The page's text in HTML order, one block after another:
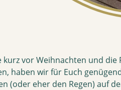
vor Weihnachten und
haben wir für Euch
(oder eher den Regen) auf